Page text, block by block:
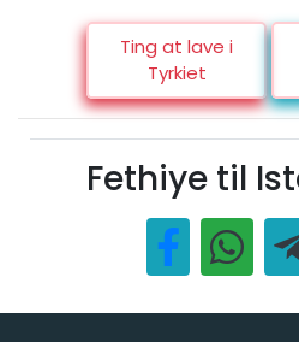
Ting at lave i
Tyrkiet
Fethiye til